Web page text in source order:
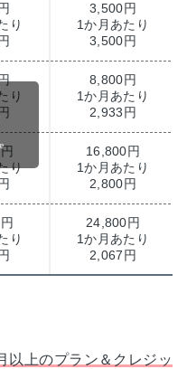
り
3,500円
1か月あたり
3,500円
り
8,800円
1か月あたり
2,933円
り
16,800円
1か月あたり
2,800円
り
24,800円
1か月あたり
2,067円
以上のプラン＆クレジッ